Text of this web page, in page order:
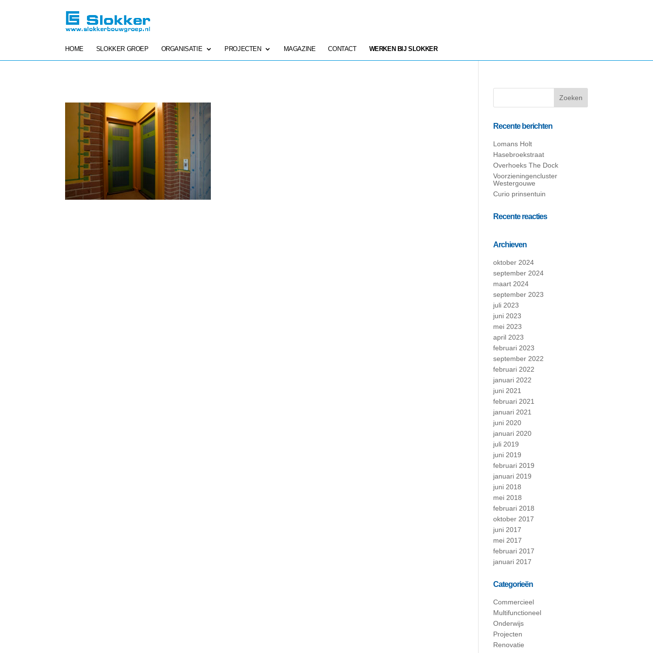
HOME SLOKKER GROEP ORGANISATIE PROJECTEN MAGAZINE CONTACT WERKEN BIJ SLOKKER
Recente berichten
Lomans Holt
Hasebroekstraat
Overhoeks The Dock
Voorzieningencluster
Westergouwe
Curio prinsentuin
Recente reacties
Archieven
oktober 2024
september 2024
maart 2024
september 2023
juli 2023
juni 2023
mei 2023
april 2023
februari 2023
september 2022
februari 2022
januari 2022
juni 2021
februari 2021
januari 2021
juni 2020
januari 2020
juli 2019
juni 2019
februari 2019
januari 2019
juni 2018
mei 2018
februari 2018
oktober 2017
juni 2017
mei 2017
februari 2017
januari 2017
Categorieën
Commercieel
Multifunctioneel
Onderwijs
Projecten
Renovatie